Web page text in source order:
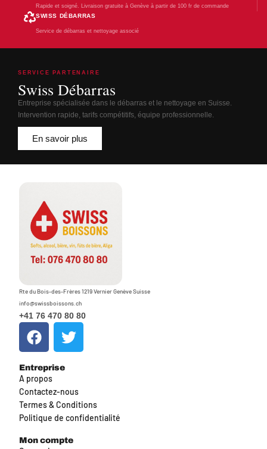
Rapide et soigné. Livraison gratuite à Genève à partir de 100 fr de commande
SWISS DÉBARRAS
Service de débarras et nettoyage associé
SERVICE PARTENAIRE
Swiss Débarras
Entreprise spécialisée dans le débarras et le nettoyage en Suisse.
Intervention rapide, tarifs compétitifs, équipe professionnelle.
En savoir plus
Rte du Bois-des-Frères 1219 Vernier Genève Suisse
info@swissboissons.ch
+41 76 470 80 80
Entreprise
A propos
Contactez-nous
Termes & Conditions
Politique de confidentialité
Mon compte